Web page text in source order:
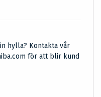
hylla? Kontakta vår
för att blir kund